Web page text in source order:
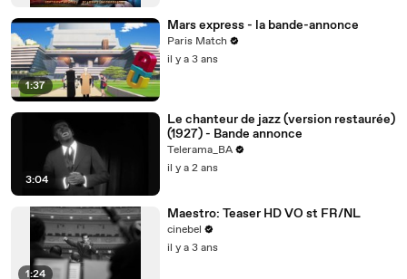
1:37
Mars express - la bande-annonce
Paris Match
il y a 3 ans
3:04
Le chanteur de jazz (version restaurée)
(1927) - Bande annonce
Telerama_BA
il y a 2 ans
1:24
Maestro: Teaser HD VO st FR/NL
cinebel
il y a 3 ans